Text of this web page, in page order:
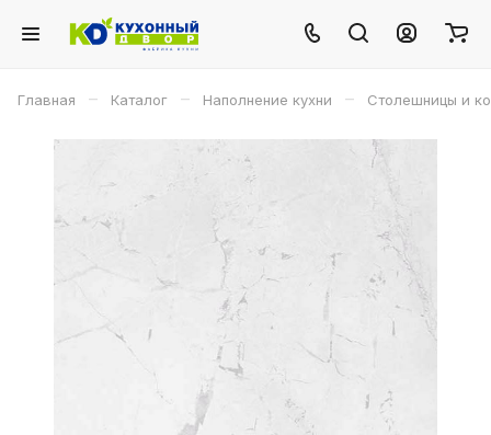
Главная – Каталог – Наполнение кухни – Столешницы и